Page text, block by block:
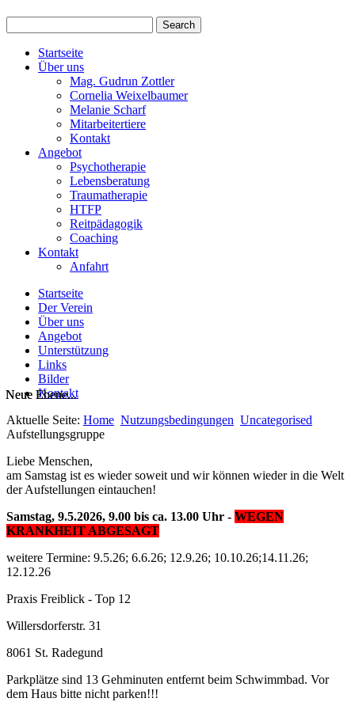
Startseite
Über uns
Mag. Gudrun Zottler
Cornelia Weixelbaumer
Melanie Scharf
Mitarbeitertiere
Kontakt
Angebot
Psychotherapie
Lebensberatung
Traumatherapie
HTFP
Reitpädagogik
Coaching
Kontakt
Anfahrt
Startseite
Der Verein
Über uns
Angebot
Unterstützung
Links
Bilder
Kontakt
Aktuelle Seite: Home Nutzungsbedingungen Uncategorised
Aufstellungsgruppe
Liebe Menschen,
am Samstag ist es wieder soweit und wir können wieder in die Welt
der Aufstellungen eintauchen!
Samstag, 9.5.2026, 9.00 bis ca. 13.00 Uhr - WEGEN
KRANKHEIT ABGESAGT
weitere Termine: 9.5.26; 6.6.26; 12.9.26; 10.10.26;14.11.26;
12.12.26
Praxis Freiblick - Top 12
Willersdorferstr. 31
8061 St. Radegund
Parkplätze sind 13 Gehminuten entfernt beim Schwimmbad. Vor
dem Haus bitte nicht parken!!!
Neue Ebene...
Neue Ebene...